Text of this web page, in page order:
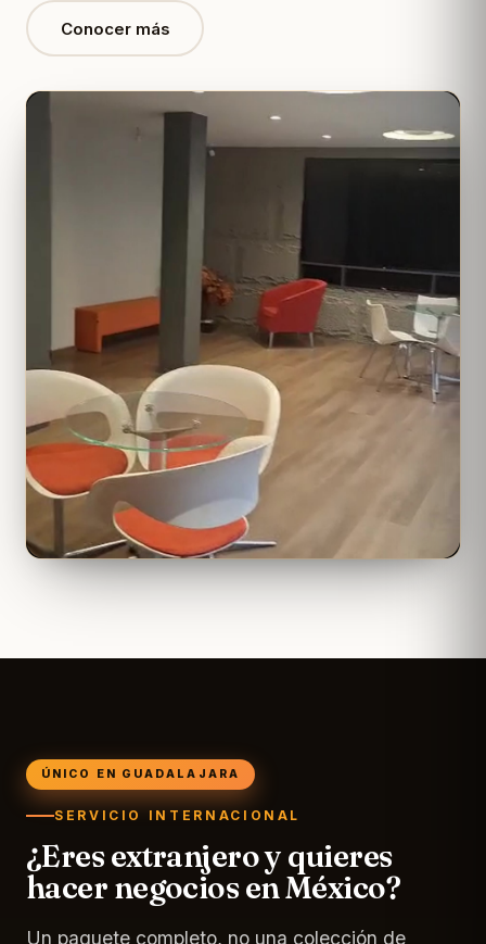
Conocer más
ÚNICO EN GUADALAJARA
SERVICIO INTERNACIONAL
¿Eres extranjero y quieres
hacer negocios en México?
Un paquete completo, no una colección de